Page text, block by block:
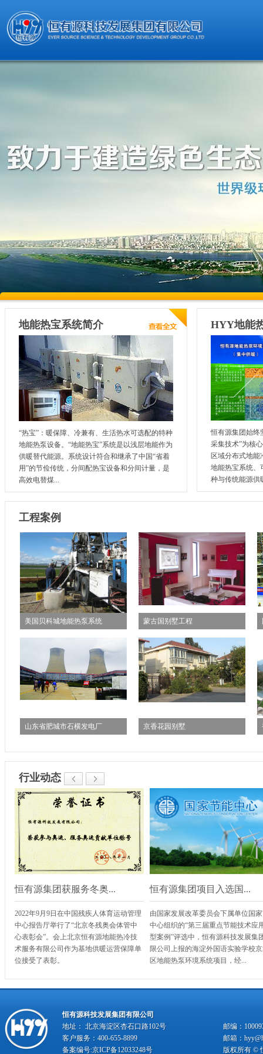
地能热宝系统简介
“热宝”：暖保障、冷兼有、生活热水可选配的特种
地能热泵设备。“地能热宝”系统是以浅层地能作为
供暖替代能源。系统设计符合和继承了中国“省着
用”的节俭传统，分间配热宝设备和分间计量，是
高效电替煤...
HYY地能
恒有源集团始终
采集技术”为核
区域分布式地
地能热宝系统、
种与传统能源供
工程案例
美国贝科城地能热泵系统 蒙古国别墅工程
山东省肥城市石横发电厂 京香花园别墅
行业动态
恒有源集团获服务冬奥...
2022年9月9日在中国残疾人体育运动管理
中心报告厅举行了“北京冬残奥会体管中
心表彰会”。会上北京恒有源地能热冷技
术服务有限公司作为基地供暖运营保障单
位接受了表彰。
恒有源集团项目入选国...
由国家发展改革委员会下属单位国
中心组织的“第三届重点节能技术应
型案例”评选中，恒有源科技发展集
限公司上报的海淀外国语实验学校
区地能热泵环境系统项目，经...
恒有源科技发展集团有限公司
地址： 北京海淀区杏石口路102号
邮编：
客户服务：400-655-8899
邮箱：
备案编号:京ICP备12033248号 版权所有 ©